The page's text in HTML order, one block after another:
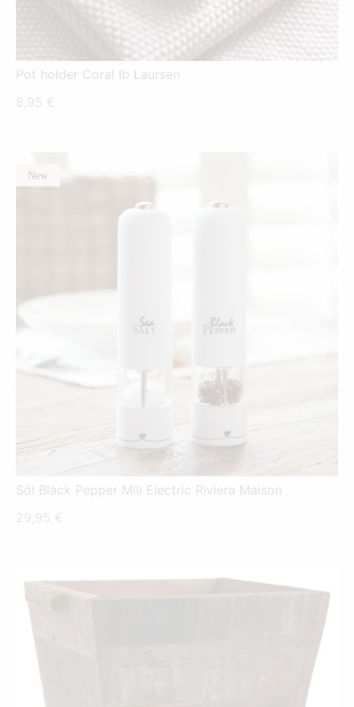
Pot holder Coral Ib Laursen
8,95 €
New
Söl Black Pepper Mill Electric Riviera Maison
29,95 €